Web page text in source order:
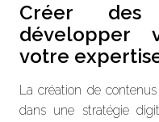
Créer des
développer
votre
La création de
dans une stratégie